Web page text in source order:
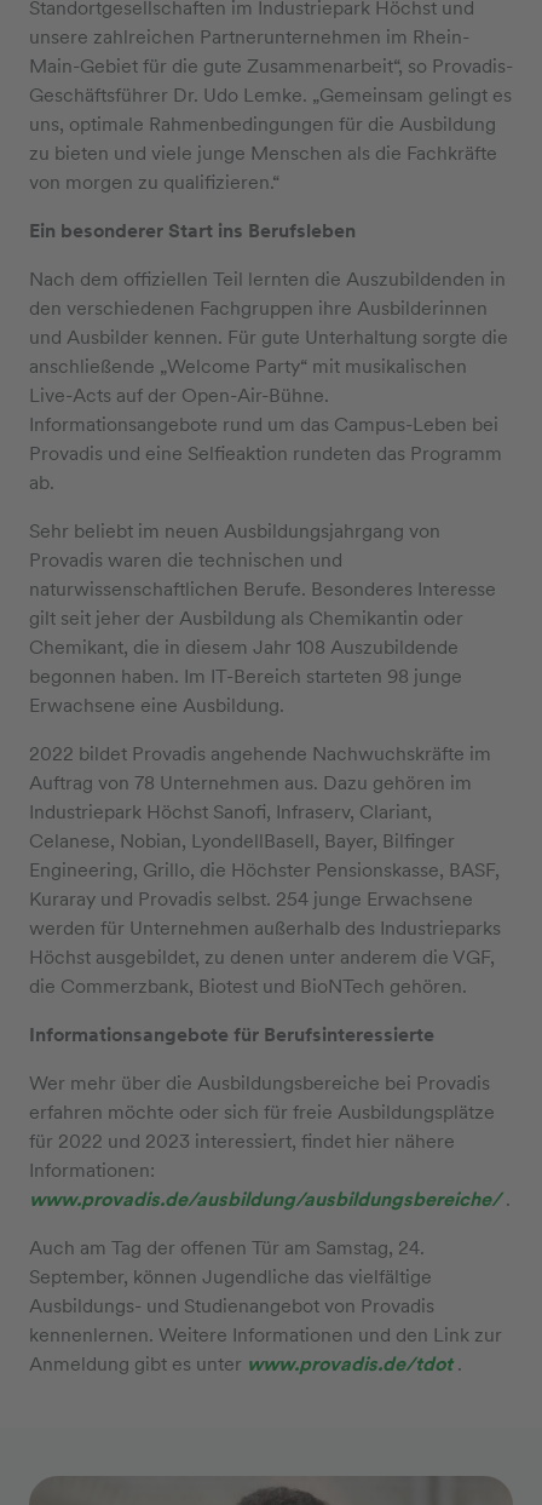
Standortgesellschaften im Industriepark Höchst und
unsere zahlreichen Partnerunternehmen im Rhein-
Main-Gebiet für die gute Zusammenarbeit“, so Provadis-
Geschäftsführer Dr. Udo Lemke. „Gemeinsam gelingt es
uns, optimale Rahmenbedingungen für die Ausbildung
zu bieten und viele junge Menschen als die Fachkräfte
von morgen zu qualifizieren.“
Ein besonderer Start ins Berufsleben
Nach dem offiziellen Teil lernten die Auszubildenden in
den verschiedenen Fachgruppen ihre Ausbilderinnen
und Ausbilder kennen. Für gute Unterhaltung sorgte die
anschließende „Welcome Party“ mit musikalischen
Live-Acts auf der Open-Air-Bühne.
Informationsangebote rund um das Campus-Leben bei
Provadis und eine Selfieaktion rundeten das Programm
ab.
Sehr beliebt im neuen Ausbildungsjahrgang von
Provadis waren die technischen und
naturwissenschaftlichen Berufe. Besonderes Interesse
gilt seit jeher der Ausbildung als Chemikantin oder
Chemikant, die in diesem Jahr 108 Auszubildende
begonnen haben. Im IT-Bereich starteten 98 junge
Erwachsene eine Ausbildung.
2022 bildet Provadis angehende Nachwuchskräfte im
Auftrag von 78 Unternehmen aus. Dazu gehören im
Industriepark Höchst Sanofi, Infraserv, Clariant,
Celanese, Nobian, LyondellBasell, Bayer, Bilfinger
Engineering, Grillo, die Höchster Pensionskasse, BASF,
Kuraray und Provadis selbst. 254 junge Erwachsene
werden für Unternehmen außerhalb des Industrieparks
Höchst ausgebildet, zu denen unter anderem die VGF,
die Commerzbank, Biotest und BioNTech gehören.
Informationsangebote für Berufsinteressierte
Wer mehr über die Ausbildungsbereiche bei Provadis
erfahren möchte oder sich für freie Ausbildungsplätze
für 2022 und 2023 interessiert, findet hier nähere
Informationen:
www.provadis.de/ausbildung/ausbildungsbereiche/.
Auch am Tag der offenen Tür am Samstag, 24.
September, können Jugendliche das vielfältige
Ausbildungs- und Studienangebot von Provadis
kennenlernen. Weitere Informationen und den Link zur
Anmeldung gibt es unter www.provadis.de/tdot .